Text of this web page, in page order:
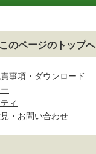
このページのトップへ
事項・ダウンロード
ィ
・お問い合わせ